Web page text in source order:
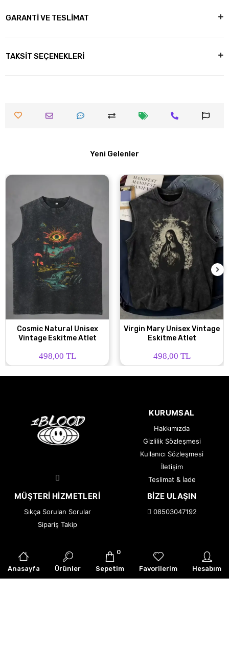
GARANTİ VE TESLİMAT
TAKSİT SEÇENEKLERİ
Yeni Gelenler
Cosmic Natural Unisex
Vintage Eskitme Atlet
498,00 TL
Virgin Mary Unisex Vintage
Eskitme Atlet
498,00 TL
KURUMSAL
Hakkımızda
Gizlilik Sözleşmesi
Kullanıcı Sözleşmesi
İletişim
Teslimat & İade
MÜŞTERI HIZMETLERI
Sıkça Sorulan Sorular
Sipariş Takip
BIZE ULAŞIN
08503047192
© 2026 1BLOOD — Tüm Hakları Saklıdır. | Armor Creative
Anasayfa Ürünler Sepetim
0
Favorilerim Hesabım